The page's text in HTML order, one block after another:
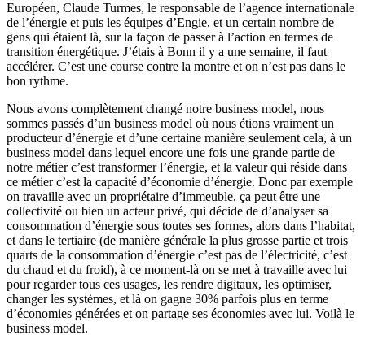
Européen, Claude Turmes, le responsable de l’agence internationale
de l’énergie et puis les équipes d’Engie, et un certain nombre de
gens qui étaient là, sur la façon de passer à l’action en termes de
transition énergétique. J’étais à Bonn il y a une semaine, il faut
accélérer. C’est une course contre la montre et on n’est pas dans le
bon rythme.
Nous avons complètement changé notre business model, nous
sommes passés d’un business model où nous étions vraiment un
producteur d’énergie et d’une certaine manière seulement cela, à un
business model dans lequel encore une fois une grande partie de
notre métier c’est transformer l’énergie, et la valeur qui réside dans
ce métier c’est la capacité d’économie d’énergie. Donc par exemple
on travaille avec un propriétaire d’immeuble, ça peut être une
collectivité ou bien un acteur privé, qui décide de d’analyser sa
consommation d’énergie sous toutes ses formes, alors dans l’habitat,
et dans le tertiaire (de manière générale la plus grosse partie et trois
quarts de la consommation d’énergie c’est pas de l’électricité, c’est
du chaud et du froid), à ce moment-là on se met à travaille avec lui
pour regarder tous ces usages, les rendre digitaux, les optimiser,
changer les systèmes, et là on gagne 30% parfois plus en terme
d’économies générées et on partage ses économies avec lui. Voilà le
business model.